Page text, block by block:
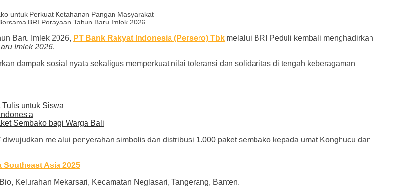
BRI Perayaan Tahun Baru Imlek 2026.
Baru Imlek 2026, PT Bank Rakyat Indonesia (Persero) Tbk melalui BRI Peduli kembali menghadirkan
Imlek 2026.
dampak sosial nyata sekaligus memperkuat nilai toleransi dan solidaritas di tengah keberagaman
untuk Siswa
Sembako bagi Warga Bali
diwujudkan melalui penyerahan simbolis dan distribusi 1.000 paket sembako kepada umat Konghucu dan
Southeast Asia 2025
Kelurahan Mekarsari, Kecamatan Neglasari, Tangerang, Banten.